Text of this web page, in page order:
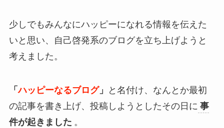
少しでもみんなにハッピーになれる情報を伝えた
いと思い、自己啓発系のブログを立ち上げようと
考えました。
「ハッピーなるブログ」 と 名付け、なんとか最初
の記事を書き上げ、投稿しようとしたその日に 事
件が起きました 。